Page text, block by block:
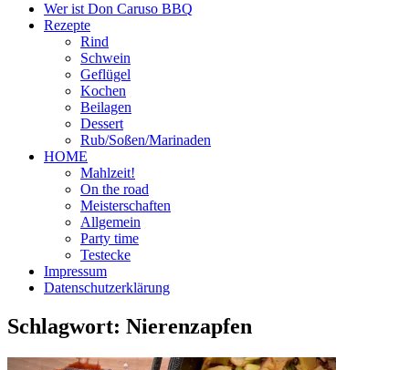
Wer ist Don Caruso BBQ
Rezepte
Rind
Schwein
Geflügel
Kochen
Beilagen
Dessert
Rub/Soßen/Marinaden
HOME
Mahlzeit!
On the road
Meisterschaften
Allgemein
Party time
Testecke
Impressum
Datenschutzerklärung
Schlagwort: Nierenzapfen